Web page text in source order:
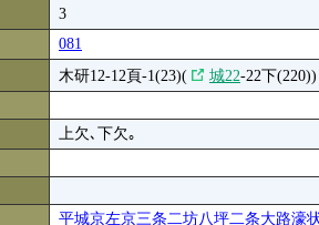
3
081
木研12-12頁-1(23)( 城22-22下(220))
上欠､下欠｡
平城京左京三条二坊八坪二条大路濠